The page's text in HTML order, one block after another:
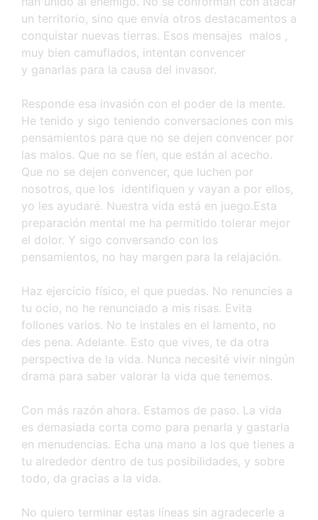
un territorio, sino que envía otros destacamentos a
conquistar nuevas tierras. Esos mensajes malos ,
muy bien camuflados, intentan convencer
y ganarlas para la causa del invasor.
Responde esa invasión con el poder de la mente.
He tenido y sigo teniendo conversaciones con mis
pensamientos para que no se dejen convencer por
las malos. Que no se fíen, que están al acecho.
Que no se dejen convencer, que luchen por
nosotros, que los identifiquen y vayan a por ellos,
yo les ayudaré. Nuestra vida está en juego.Esta
preparación mental me ha permitido tolerar mejor
el dolor. Y sigo conversando con los
pensamientos, no hay margen para la relajación.
Haz ejercicio físico, el que puedas. No renuncies a
tu ocio, no he renunciado a mis risas. Evita
follones varios. No te instales en el lamento, no
des pena. Adelante. Esto que vives, te da otra
perspectiva de la vida. Nunca necesité vivir ningún
drama para saber valorar la vida que tenemos.
Con más razón ahora. Estamos de paso. La vida
es demasiada corta como para penarla y gastarla
en menudencias. Echa una mano a los que tienes a
tu alrededor dentro de tus posibilidades, y sobre
todo, da gracias a la vida.
No quiero terminar estas líneas sin agradecerle a